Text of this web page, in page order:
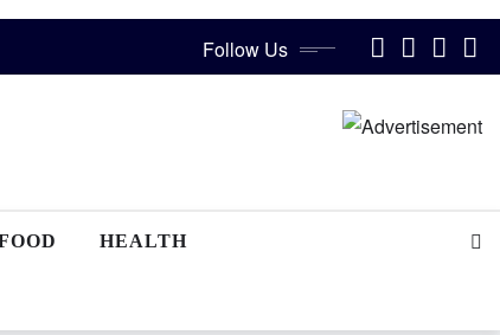
Follow Us
HEALTH